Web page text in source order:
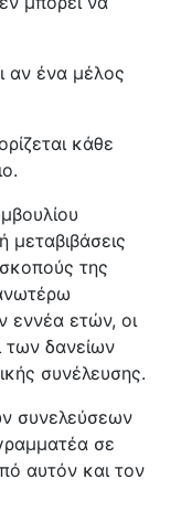
αν ένα μέλος
κάθε
μεταβιβάσεις
της
εννέα ετών, οι
των δανείων
συνέλευσης.
συνελεύσεων
σε
αυτόν και τον